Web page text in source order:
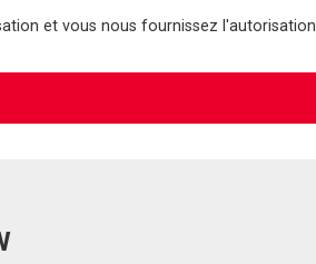
et vous nous fournissez l'autorisation